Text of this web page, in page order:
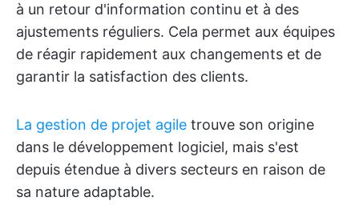
à un retour d'information continu et à des
ajustements réguliers. Cela permet aux équipes
de réagir rapidement aux changements et de
garantir la satisfaction des clients.
La gestion de projet agile trouve son origine
dans le développement logiciel, mais s'est
depuis étendue à divers secteurs en raison de
sa nature adaptable.